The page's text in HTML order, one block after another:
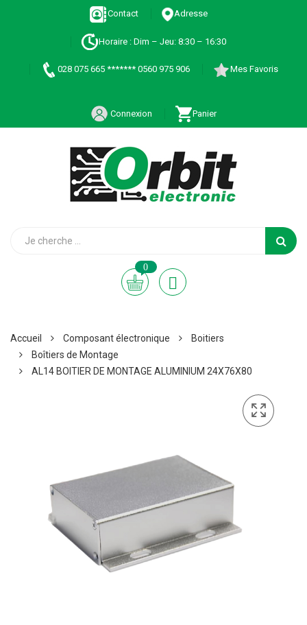
Contact Adresse
Horaire : Dim – Jeu: 8:30 – 16:30
028 075 665 ******* 0560 975 906 Mes Favoris
Connexion Panier
0
Accueil Composant électronique
Boitiers
Boîtiers de Montage
AL14 BOITIER DE MONTAGE ALUMINIUM 24X76X80